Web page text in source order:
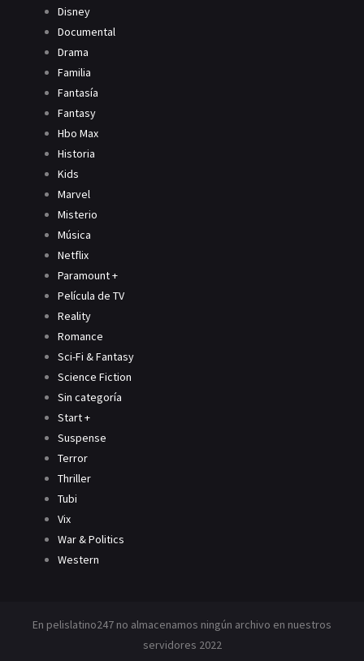
Disney
Documental
Drama
Familia
Fantasía
Fantasy
Hbo Max
Historia
Kids
Marvel
Misterio
Música
Netflix
Paramount +
Película de TV
Reality
Romance
Sci-Fi & Fantasy
Science Fiction
Sin categoría
Start +
Suspense
Terror
Thriller
Tubi
Vix
War & Politics
Western
En pelislatino247 no almacenamos ningún archivo en nuestros
servidores 2022